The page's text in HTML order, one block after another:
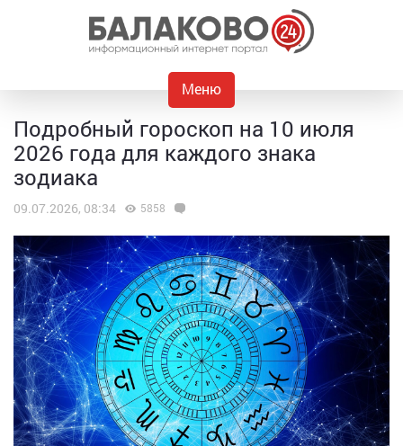
Меню
Подробный гороскоп на 10 июля
2026 года для каждого знака
зодиака
09.07.2026, 08:34 5858